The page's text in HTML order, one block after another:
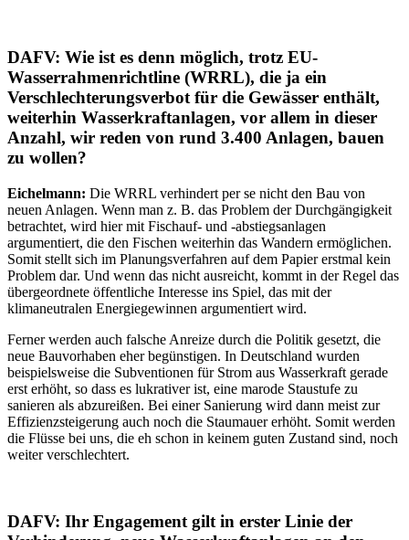
DAFV: Wie ist es denn möglich, trotz EU-
Wasserrahmenrichtline (WRRL), die ja ein
Verschlechterungsverbot für die Gewässer enthält,
weiterhin Wasserkraftanlagen, vor allem in dieser
Anzahl, wir reden von rund 3.400 Anlagen, bauen
zu wollen?
Eichelmann: Die WRRL verhindert per se nicht den Bau von
neuen Anlagen. Wenn man z. B. das Problem der Durchgängigkeit
betrachtet, wird hier mit Fischauf- und -abstiegsanlagen
argumentiert, die den Fischen weiterhin das Wandern ermöglichen.
Somit stellt sich im Planungsverfahren auf dem Papier erstmal kein
Problem dar. Und wenn das nicht ausreicht, kommt in der Regel das
übergeordnete öffentliche Interesse ins Spiel, das mit der
klimaneutralen Energiegewinnen argumentiert wird.
Ferner werden auch falsche Anreize durch die Politik gesetzt, die
neue Bauvorhaben eher begünstigen. In Deutschland wurden
beispielsweise die Subventionen für Strom aus Wasserkraft gerade
erst erhöht, so dass es lukrativer ist, eine marode Staustufe zu
sanieren als abzureißen. Bei einer Sanierung wird dann meist zur
Effizienzsteigerung auch noch die Staumauer erhöht. Somit werden
die Flüsse bei uns, die eh schon in keinem guten Zustand sind, noch
weiter verschlechtert.
DAFV: Ihr Engagement gilt in erster Linie der